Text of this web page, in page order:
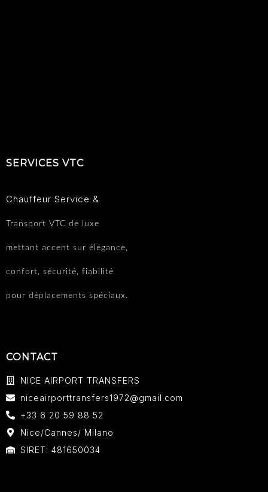
SERVICES VTC
Chauffeur Service &
Transport VTC de luxe
mettant accent sur élégance,
confort, sécurité, fiabilité
pour déplacements spéciaux.
CONTACT
NICE AIRPORT TRANSFERS
niceairporttransfers1972@gmail.com
+33 6 20 59 88 52
Nice/Cannes/ Milano
SIRET: 481650034